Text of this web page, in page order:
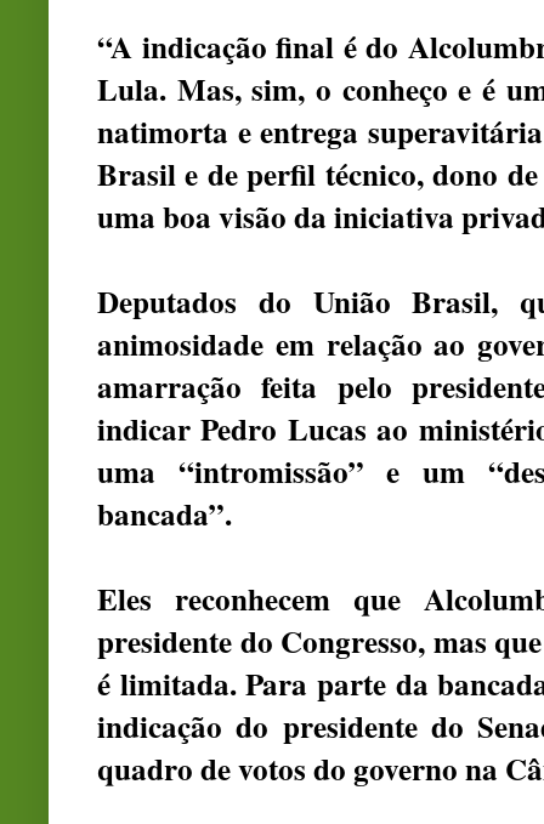
“A indicação final é do
Lula. Mas, sim, o conheço e é
natimorta e entrega
Brasil e de perfil técnico, dono
uma boa visão da iniciativa
Deputados do União Brasil,
animosidade em relação ao
amarração feita pelo
indicar Pedro Lucas ao
uma “intromissão” e um
bancada”.
Eles reconhecem que
presidente do Congresso, mas
é limitada. Para parte da
indicação do presidente do
quadro de votos do governo na